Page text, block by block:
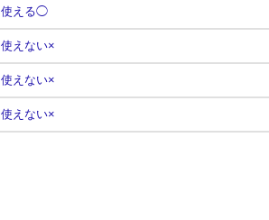
使える◯
使えない×
使えない×
使えない×